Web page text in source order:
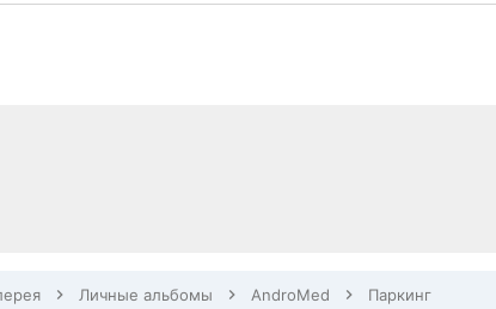
Личные альбомы AndroMed Паркинг